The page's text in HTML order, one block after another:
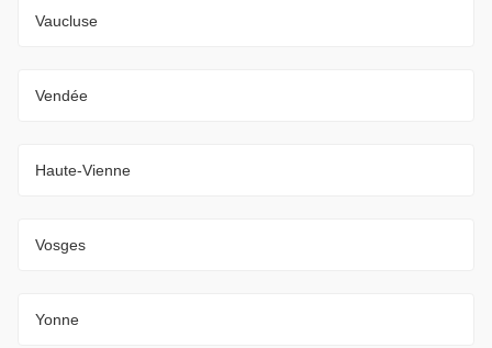
Vaucluse
Vendée
Haute-Vienne
Vosges
Yonne